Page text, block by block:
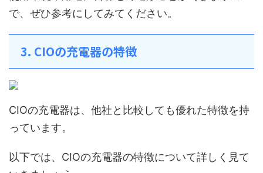
で、ぜひ参考にしてみてください。
3. CIOの充電器の特徴
CIOの充電器は、他社と比較しても優れた特徴を持
っています。
以下では、CIOの充電器の特徴について詳しく見て